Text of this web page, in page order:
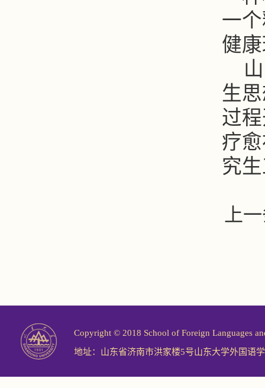
一
健
生
过
疗
究
上
Copyright © 2018 School of Foreign Languages
地址：山东省济南市洪家楼5号山东大学外国语